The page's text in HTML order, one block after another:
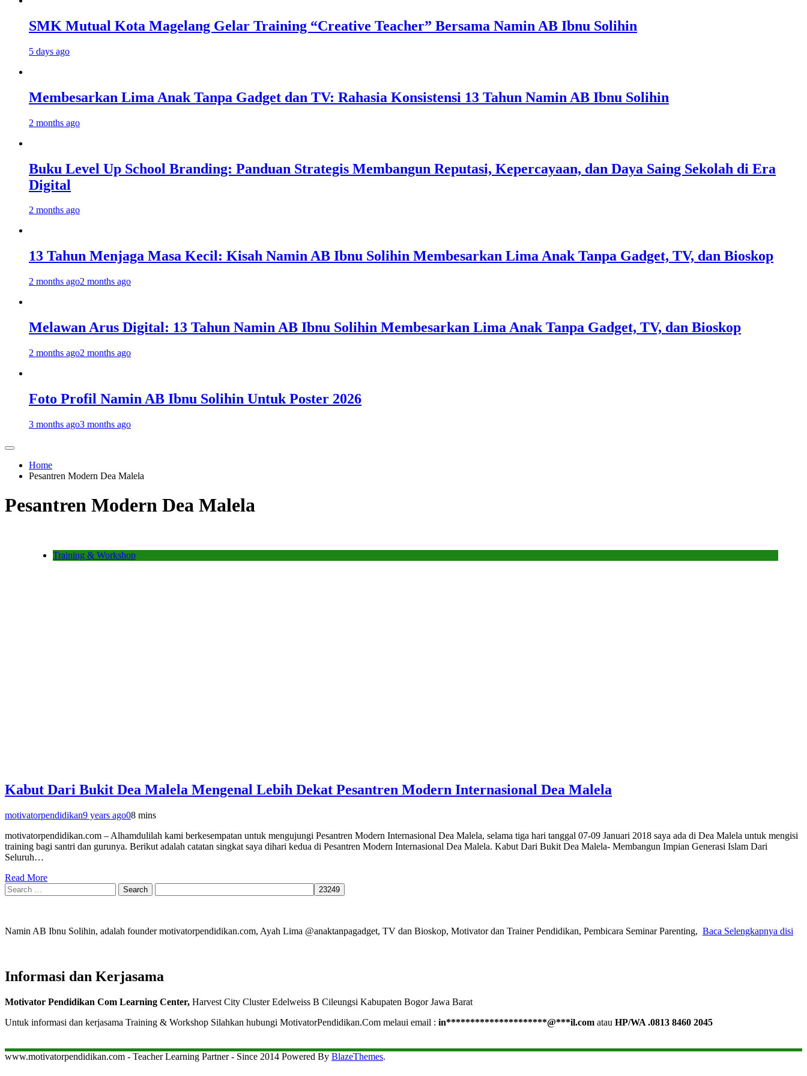
SMK Mutual Kota Magelang Gelar Training “Creative Teacher” Bersama Namin AB Ibnu Solihin
5 days ago
Membesarkan Lima Anak Tanpa Gadget dan TV: Rahasia Konsistensi 13 Tahun Namin AB Ibnu Solihin
2 months ago
Buku Level Up School Branding: Panduan Strategis Membangun Reputasi, Kepercayaan, dan Daya Saing Sekolah di Era
Digital
2 months ago
13 Tahun Menjaga Masa Kecil: Kisah Namin AB Ibnu Solihin Membesarkan Lima Anak Tanpa Gadget, TV, dan Bioskop
2 months ago2 months ago
Melawan Arus Digital: 13 Tahun Namin AB Ibnu Solihin Membesarkan Lima Anak Tanpa Gadget, TV, dan Bioskop
2 months ago2 months ago
Foto Profil Namin AB Ibnu Solihin Untuk Poster 2026
3 months ago3 months ago
Home
Pesantren Modern Dea Malela
Pesantren Modern Dea Malela
Training & Workshop
Kabut Dari Bukit Dea Malela Mengenal Lebih Dekat Pesantren Modern Internasional Dea Malela
motivatorpendidikan9 years ago08 mins
motivatorpendidikan.com – Alhamdulilah kami berkesempatan untuk mengujungi Pesantren Modern Internasional Dea Malela, selama tiga hari tanggal 07-09 Januari 2018 saya ada di Dea Malela untuk mengisi
training bagi santri dan gurunya. Berikut adalah catatan singkat saya dihari kedua di Pesantren Modern Internasional Dea Malela. Kabut Dari Bukit Dea Malela- Membangun Impian Generasi Islam Dari
Seluruh…
Read More
Search
for:
Namin AB Ibnu Solihin, adalah founder motivatorpendidikan.com, Ayah Lima @anaktanpagadget, TV dan Bioskop, Motivator dan Trainer Pendidikan, Pembicara Seminar Parenting, Baca Selengkapnya disi
Informasi dan Kerjasama
Motivator Pendidikan Com Learning Center, Harvest City Cluster Edelweiss B Cileungsi Kabupaten Bogor Jawa Barat
Untuk informasi dan kerjasama Training & Workshop Silahkan hubungi MotivatorPendidikan.Com melaui email : in*********************@***il.com atau HP/WA .0813 8460 2045
www.motivatorpendidikan.com - Teacher Learning Partner - Since 2014 Powered By BlazeThemes.